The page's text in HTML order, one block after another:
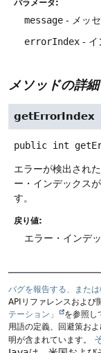
パラメータ:
message - メッ
errorIndex - イ
メソッドの詳細
getErrorIndex
public int
エラーが検出され
ー・インデックス
す。
戻り値:
エラー・インデ
バグを報告する、また
APIリファレンスおよび
テーション」
を参照し
用語の定義、回避策お
明が含まれています。